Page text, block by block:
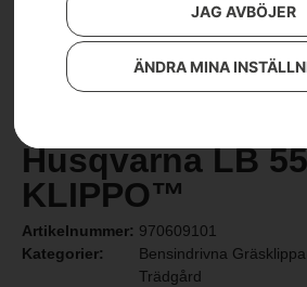
JAG AVBÖJER
ÄNDRA MINA
Husqvarna LB
KLIPPO™
Artikelnummer: 970609101
Kategorier:
Bensindrivna
Trädgård